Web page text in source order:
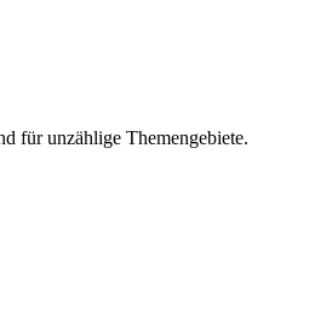
für unzählige Themengebiete.